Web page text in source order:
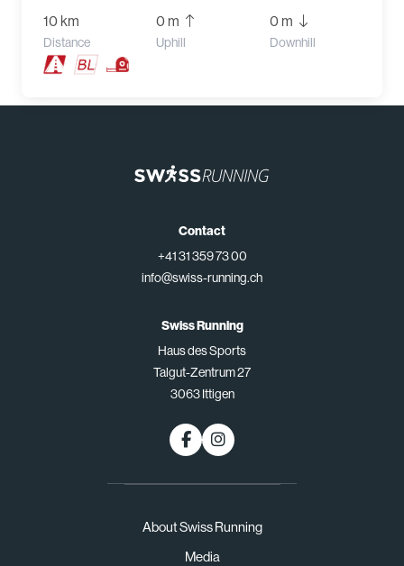
10 km
Distance
0 m
Uphill
0 m
Downhill
About Swiss Running
Media
Contact
+41 31 359 73 00
info@swiss-running.ch
Swiss Running
Haus des Sports
Talgut-Zentrum 27
3063 Ittigen